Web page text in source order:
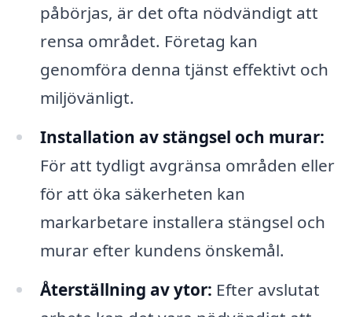
påbörjas, är det ofta nödvändigt att
rensa området. Företag kan
genomföra denna tjänst effektivt och
miljövänligt.
Installation av stängsel och murar:
För att tydligt avgränsa områden eller
för att öka säkerheten kan
markarbetare installera stängsel och
murar efter kundens önskemål.
Återställning av ytor: Efter avslutat